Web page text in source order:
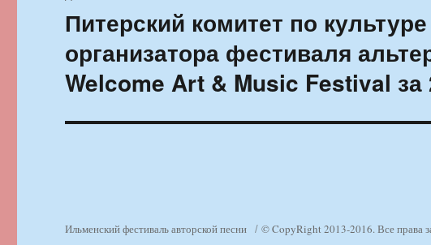
Следующая
Питерский комитет по
организатора фестиваля
Welcome Art & Music Festival
Ильменский фестиваль авторской песни © CopyRight 2013-2016. Все права